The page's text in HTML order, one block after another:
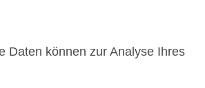
Daten können zur Analyse Ihres